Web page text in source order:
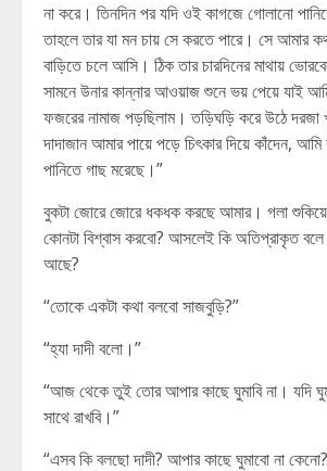
না করে। তিনদিন পর যদি ওই কাগজে গোলানো
তাহলে তার যা মন চায় সে করতে পারে। সে আমার
বাড়িতে চলে আসি। ঠিক তার চারদিনের মাথায়
সামনে উনার কান্নার আওয়াজ শুনে ভয় পেয়ে যাই
ফজরের নামাজ পড়ছিলাম। তড়িঘড়ি করে উঠে
দাদাজান আমার পায়ে পড়ে চিৎকার দিয়ে কাঁদেন,
পানিতে গাছ মরেছে।”
বুকটা জোরে জোরে ধকধক করছে আমার। গলা
কোনটা বিশ্বাস করবো? আসলেই কি অতিপ্রাকৃত
আছে?
“তোকে একটা কথা বলবো সাজবুড়ি?”
“হ্যা দাদী বলো।”
“আজ থেকে তুই তোর আপার কাছে ঘুমাবি না। যদি
সাথে রাখবি।”
“এসব কি বলছো দাদী? আপার কাছে ঘুমাবো না